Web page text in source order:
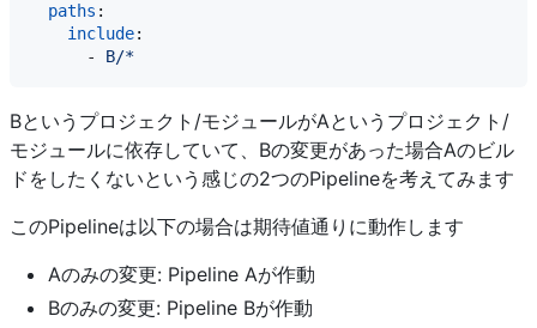
paths :
include:
      -
B/*
Bというプロジェクト/モジュールがAというプロジェクト/
モジュールに依存していて、Bの変更があった場合Aのビル
ドをしたくないという感じの2つのPipelineを考えてみます
このPipelineは以下の場合は期待値通りに動作します
Aのみの変更: Pipeline Aが作動
Bのみの変更: Pipeline Bが作動